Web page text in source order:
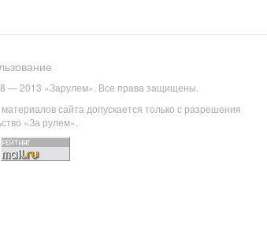
— 2013 «Зарулем». Все права защищены.
сайта допускается только с разрешения
«За рулем».